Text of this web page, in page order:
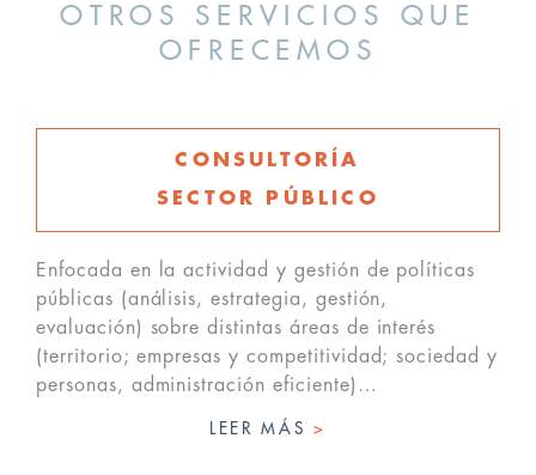
OTROS SERVICIOS QUE
OFRECEMOS
CONSULTORÍA
SECTOR PÚBLICO
Enfocada en la actividad y gestión de políticas
públicas (análisis, estrategia, gestión,
evaluación) sobre distintas áreas de interés
(territorio; empresas y competitividad; sociedad y
personas, administración eficiente)…
LEER MÁS>